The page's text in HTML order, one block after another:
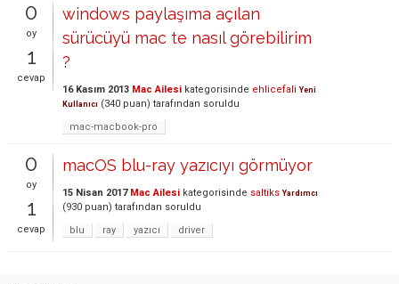
0
oy
1
cevap
windows paylaşıma açılan
sürücüyü mac te nasıl görebilirim
?
16 Kasım 2013 Mac Ailesi kategorisinde ehlicefali Yeni
Kullanıcı (340 puan) tarafından soruldu
mac-macbook-pro
0
oy
1
cevap
macOS blu-ray yazıcıyı görmüyor
15 Nisan 2017 Mac Ailesi kategorisinde saltiks Yardımcı
(930 puan) tarafından soruldu
blu
ray yazıcı driver